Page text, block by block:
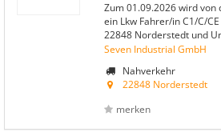
Zum 01.09.2026 wird von
ein Lkw Fahrer/in C1/C/
22848 Norderstedt und
Seven Industrial GmbH
Nahverkehr
22848 Norderstedt
merken